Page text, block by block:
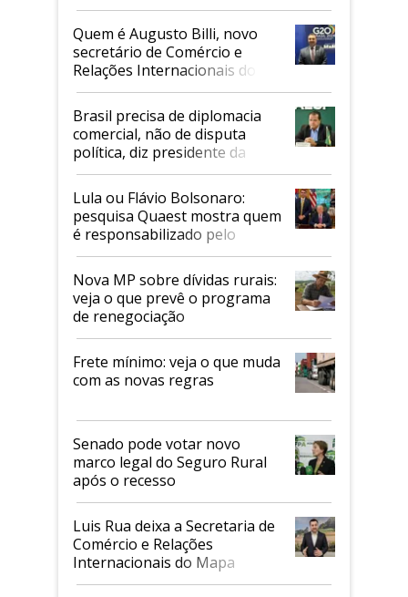
Quem é Augusto Billi, novo
secretário de Comércio e
Relações Internacionais do
Mapa
Brasil precisa de diplomacia
comercial, não de disputa
política, diz presidente da
Faesp
Lula ou Flávio Bolsonaro:
pesquisa Quaest mostra quem
é responsabilizado pelo
tarifaço dos EUA
Nova MP sobre dívidas rurais:
veja o que prevê o programa
de renegociação
Frete mínimo: veja o que muda
com as novas regras
Senado pode votar novo
marco legal do Seguro Rural
após o recesso
Luis Rua deixa a Secretaria de
Comércio e Relações
Internacionais do Mapa